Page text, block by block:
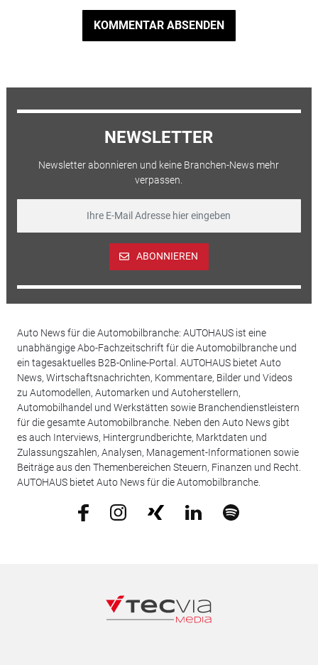
KOMMENTAR ABSENDEN
NEWSLETTER
Newsletter abonnieren und keine Branchen-News mehr
verpassen.
ABONNIEREN
Auto News für die Automobilbranche: AUTOHAUS ist eine
unabhängige Abo-Fachzeitschrift für die Automobilbranche und
ein tagesaktuelles B2B-Online-Portal. AUTOHAUS bietet Auto
News, Wirtschaftsnachrichten, Kommentare, Bilder und Videos
zu Automodellen, Automarken und Autoherstellern,
Automobilhandel und Werkstätten sowie Branchendienstleistern
für die gesamte Automobilbranche. Neben den Auto News gibt
es auch Interviews, Hintergrundberichte, Marktdaten und
Zulassungszahlen, Analysen, Management-Informationen sowie
Beiträge aus den Themenbereichen Steuern, Finanzen und Recht.
AUTOHAUS bietet Auto News für die Automobilbranche.